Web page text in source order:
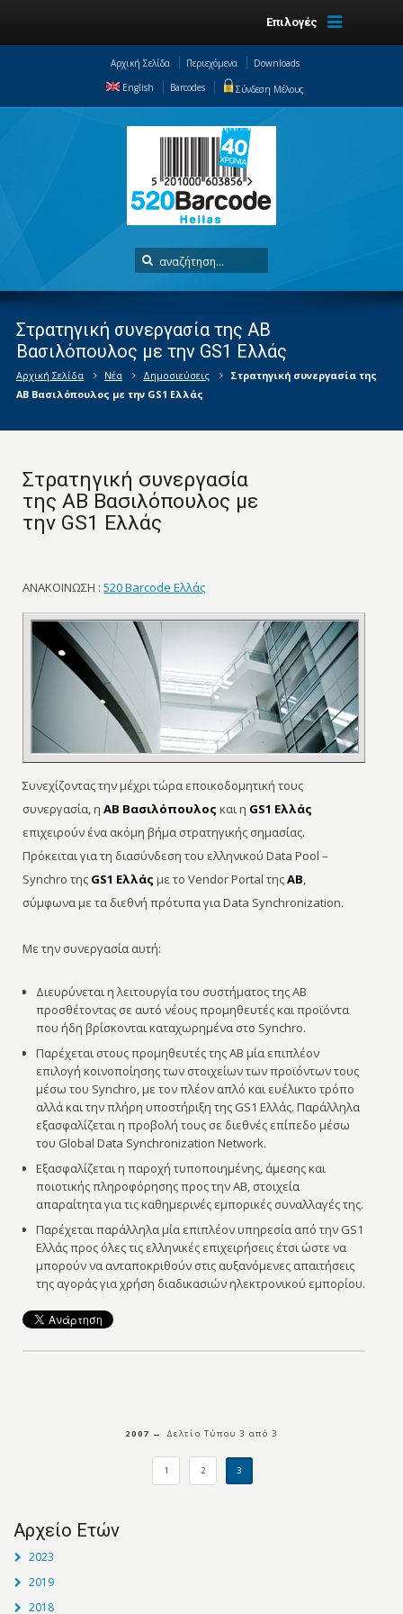
Επιλογές
Αρχική Σελίδα Περιεχόμενα
Downloads
English
Barcodes Σύνδεση Μέλους
Στρατηγική συνεργασία της ΑΒ
Βασιλόπουλος με την GS1 Ελλάς
Αρχική Σελίδα Νέα Δημοσιεύσεις
Στρατηγική συνεργασία της
ΑΒ Βασιλόπουλος με την GS1 Ελλάς
Στρατηγική συνεργασία
της ΑΒ Βασιλόπουλος με
την GS1 Ελλάς
ΑΝΑΚΟΙΝΩΣΗ :520 Barcode Ελλάς
Συνεχίζοντας την μέχρι τώρα εποικοδομητική τους
συνεργασία, ηΑΒ Βασιλόπουλος και η GS1 Ελλάς
επιχειρούν ένα ακόμη βήμα στρατηγικής σημασίας.
Πρόκειται για τη διασύνδεση του ελληνικού Data Pool –
Synchro της GS1 Ελλάς με το Vendor Portal τηςΑΒ,
σύμφωνα με τα διεθνή πρότυπα για Data Synchronization.
Με την συνεργασία αυτή:
Διευρύνεται η λειτουργία του συστήματος της ΑΒ
προσθέτοντας σε αυτό νέους προμηθευτές και προϊόντα
που ήδη βρίσκονται καταχωρημένα στο Synchro.
Παρέχεται στους προμηθευτές της ΑΒ μία επιπλέον
επιλογή κοινοποίησης των στοιχείων των προϊόντων τους
μέσω του Synchro, με τον πλέον απλό και ευέλικτο τρόπο
αλλά και την πλήρη υποστήριξη της GS1 Ελλάς. Παράλληλα
εξασφαλίζεται η προβολή τους σε διεθνές επίπεδο μέσω
του Global Data Synchronization Network.
Εξασφαλίζεται η παροχή τυποποιημένης, άμεσης και
ποιοτικής πληροφόρησης προς την ΑΒ, στοιχεία
απαραίτητα για τις καθημερινές εμπορικές συναλλαγές της.
Παρέχεται παράλληλα μία επιπλέον υπηρεσία από την GS1
Ελλάς προς όλες τις ελληνικές επιχειρήσεις έτσι ώστε να
μπορούν να ανταποκριθούν στις αυξανόμενες απαιτήσεις
της αγοράς για χρήση διαδικασιών ηλεκτρονικού εμπορίου.
2007 → Δελτίo Τύπου 3 από 3
1 2 3
Αρχείο Ετών
2023
2019
2018